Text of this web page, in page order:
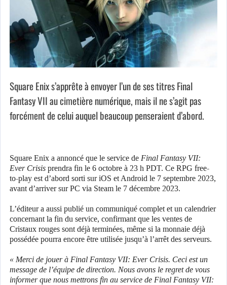
Square Enix s’apprête à envoyer l’un de ses titres Final
Fantasy VII au cimetière numérique, mais il ne s’agit pas
forcément de celui auquel beaucoup penseraient d’abord.
Square Enix a annoncé que le service de Final Fantasy VII:
Ever Crisis prendra fin le 6 octobre à 23 h PDT. Ce RPG free-
to-play est d’abord sorti sur iOS et Android le 7 septembre 2023,
avant d’arriver sur PC via Steam le 7 décembre 2023.
L’éditeur a aussi publié un communiqué complet et un calendrier
concernant la fin du service, confirmant que les ventes de
Cristaux rouges sont déjà terminées, même si la monnaie déjà
possédée pourra encore être utilisée jusqu’à l’arrêt des serveurs.
« Merci de jouer à Final Fantasy VII: Ever Crisis. Ceci est un
message de l’équipe de direction. Nous avons le regret de vous
informer que nous mettrons fin au service de Final Fantasy VII: